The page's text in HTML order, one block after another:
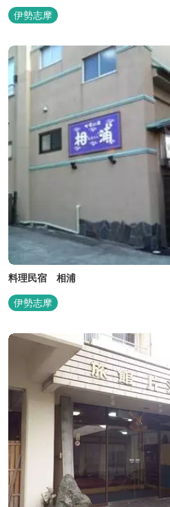
まる朝の海は一見の価値有。夕食は
物「五右衛門蒸し」、鯛や伊勢海老
伊勢志摩
料理民宿 相浦
伊勢志摩